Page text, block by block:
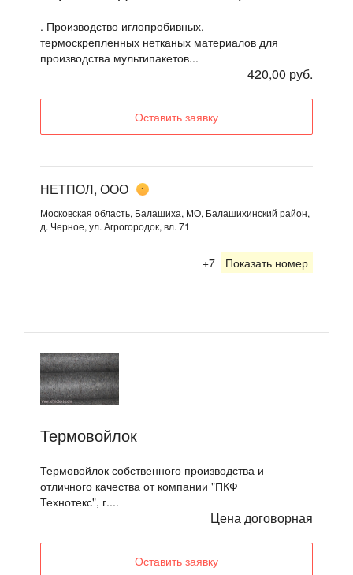
. Производство иглопробивных,
термоскрепленных нетканых материалов для
производства мультипакетов...
420,00 руб.
Оставить заявку
НЕТПОЛ, ООО 1
Московская область, Балашиха, МО, Балашихинский район,
д. Черное, ул. Агрогородок, вл. 71
+7 Показать номер
Термовойлок
Термовойлок собственного производства и
отличного качества от компании "ПКФ
Технотекс", г....
Цена договорная
Оставить заявку